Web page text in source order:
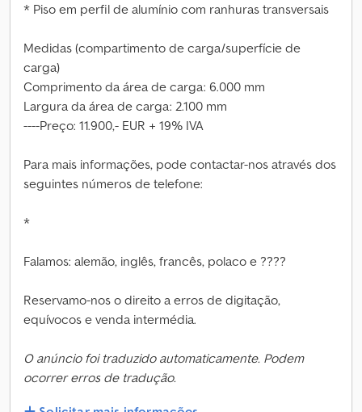
* Piso em perfil de alumínio com ranhuras transversais
Medidas (compartimento de carga/superfície de
carga)
Comprimento da área de carga: 6.000 mm
Largura da área de carga: 2.100 mm
----Preço: 11.900,- EUR + 19% IVA
Para mais informações, pode contactar-nos através dos
seguintes números de telefone:
*
Falamos: alemão, inglês, francês, polaco e ????
Reservamo-nos o direito a erros de digitação,
equívocos e venda intermédia.
O anúncio foi traduzido automaticamente. Podem
ocorrer erros de tradução.